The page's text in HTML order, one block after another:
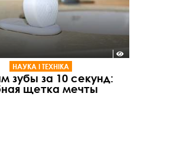
НАУКА І ТЕХНІКА
зубы за 10 секунд:
щетка мечты